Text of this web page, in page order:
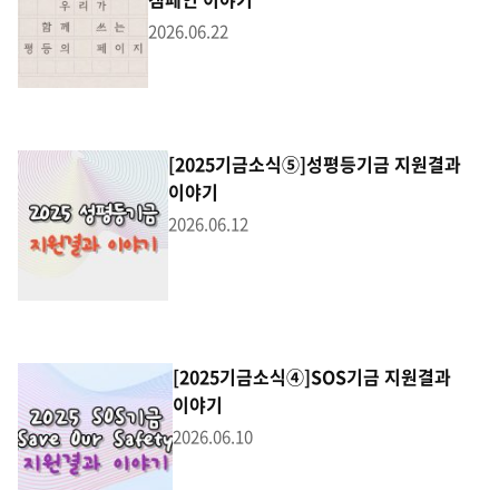
2026.06.22
[2025기금소식⑤]성평등기금 지원결과
이야기
2026.06.12
[2025기금소식④]SOS기금 지원결과
이야기
2026.06.10